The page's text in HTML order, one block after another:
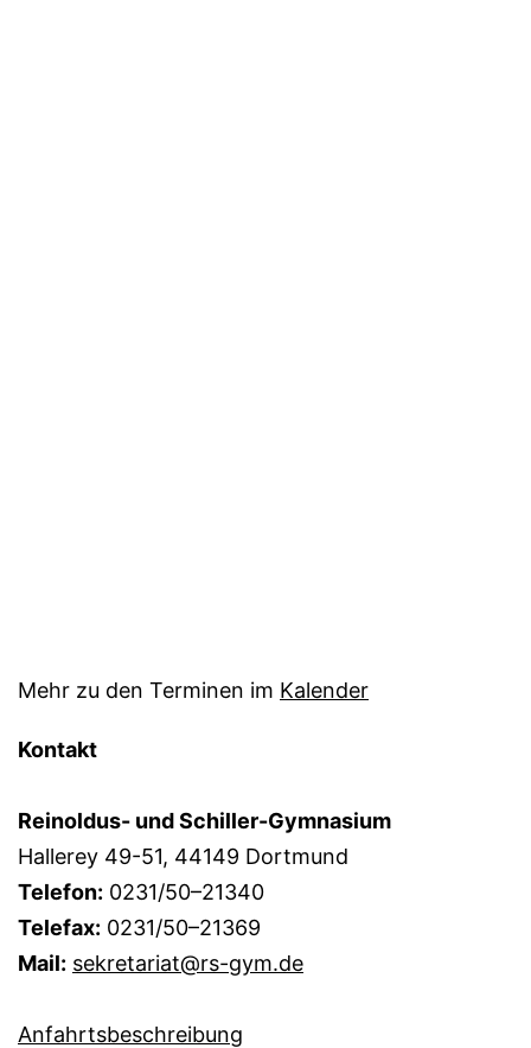
Mehr zu den Terminen im Kalender
Kontakt
Reinoldus- und Schiller-Gymnasium
Hallerey 49-51, 44149 Dortmund
Telefon: 0231/50–21340
Telefax: 0231/50–21369
Mail: sekretariat@rs-gym.de
Anfahrtsbeschreibung